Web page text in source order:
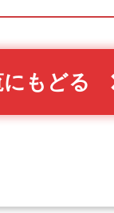
もどる